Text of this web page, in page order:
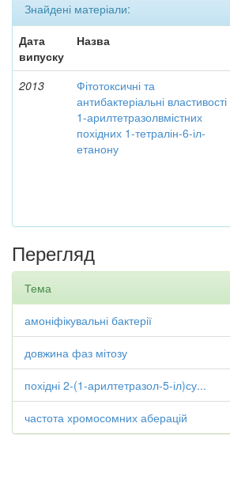
Знайдені матеріали:
Дата
випуску
Назва
2013
Фітотоксичні та
антибактеріальні властивості
1-арилтетразолвмістних
похідних 1-тетралін-6-іл-
етанону
Перегляд
Тема
амоніфікувальні бактерії
довжина фаз мітозу
похідні 2-(1-арилтетразол-5-іл)су...
частота хромосомних аберацій